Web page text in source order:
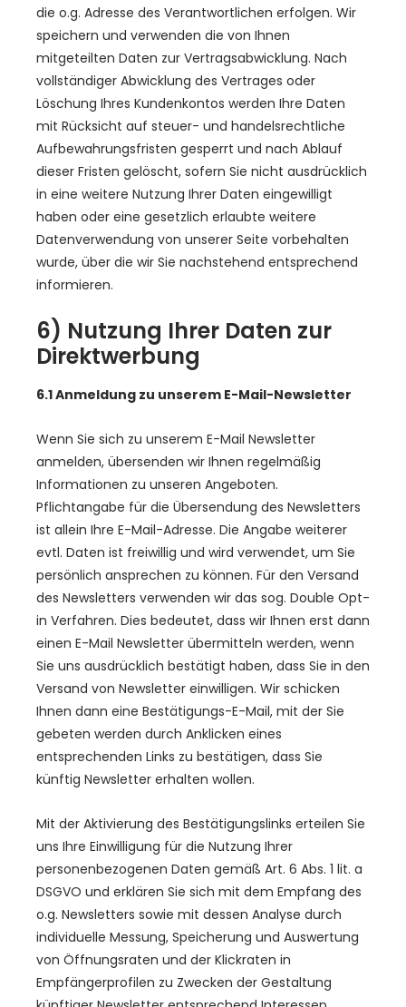
die o.g. Adresse des Verantwortlichen erfolgen. Wir
speichern und verwenden die von Ihnen
mitgeteilten Daten zur Vertragsabwicklung. Nach
vollständiger Abwicklung des Vertrages oder
Löschung Ihres Kundenkontos werden Ihre Daten
mit Rücksicht auf steuer- und handelsrechtliche
Aufbewahrungsfristen gesperrt und nach Ablauf
dieser Fristen gelöscht, sofern Sie nicht ausdrücklich
in eine weitere Nutzung Ihrer Daten eingewilligt
haben oder eine gesetzlich erlaubte weitere
Datenverwendung von unserer Seite vorbehalten
wurde, über die wir Sie nachstehend entsprechend
informieren.
6) Nutzung Ihrer Daten zur
Direktwerbung
6.1 Anmeldung zu unserem E-Mail-Newsletter
Wenn Sie sich zu unserem E-Mail Newsletter
anmelden, übersenden wir Ihnen regelmäßig
Informationen zu unseren Angeboten.
Pflichtangabe für die Übersendung des Newsletters
ist allein Ihre E-Mail-Adresse. Die Angabe weiterer
evtl. Daten ist freiwillig und wird verwendet, um Sie
persönlich ansprechen zu können. Für den Versand
des Newsletters verwenden wir das sog. Double Opt-
in Verfahren. Dies bedeutet, dass wir Ihnen erst dann
einen E-Mail Newsletter übermitteln werden, wenn
Sie uns ausdrücklich bestätigt haben, dass Sie in den
Versand von Newsletter einwilligen. Wir schicken
Ihnen dann eine Bestätigungs-E-Mail, mit der Sie
gebeten werden durch Anklicken eines
entsprechenden Links zu bestätigen, dass Sie
künftig Newsletter erhalten wollen.
Mit der Aktivierung des Bestätigungslinks erteilen Sie
uns Ihre Einwilligung für die Nutzung Ihrer
personenbezogenen Daten gemäß Art. 6 Abs. 1 lit. a
DSGVO und erklären Sie sich mit dem Empfang des
o.g. Newsletters sowie mit dessen Analyse durch
individuelle Messung, Speicherung und Auswertung
von Öffnungsraten und der Klickraten in
Empfängerprofilen zu Zwecken der Gestaltung